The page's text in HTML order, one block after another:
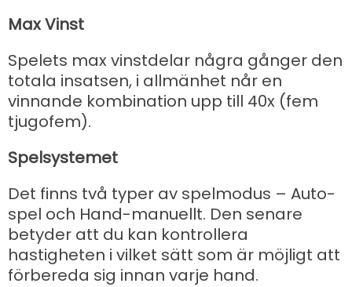
Max Vinst
Spelets max vinstdelar några gånger den
totala insatsen, i allmänhet når en
vinnande kombination upp till 40x (fem
tjugofem).
Spelsystemet
Det finns två typer av spelmodus – Auto-
spel och Hand-manuellt. Den senare
betyder att du kan kontrollera
hastigheten i vilket sätt som är möjligt att
förbereda sig innan varje hand.